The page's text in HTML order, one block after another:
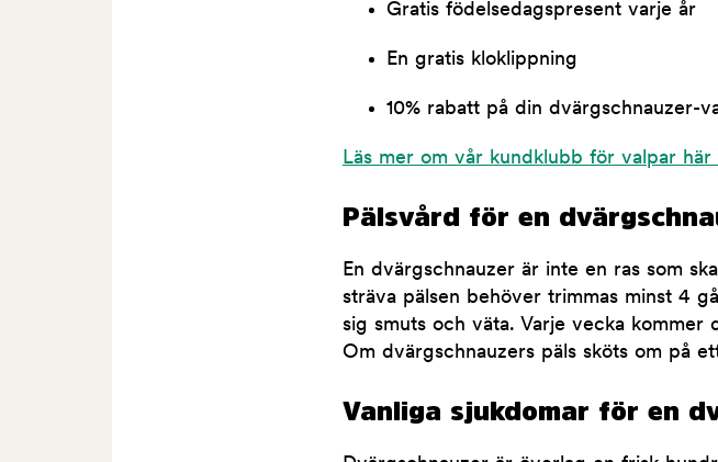
Gratis födelsedagspresent varje år
En gratis kloklippning
10% rabatt på din dvärgschnauzer-
Läs mer om vår kundklubb för valpar här
Pälsvård för en
En dvärgschnauzer är inte en ras som
sträva pälsen behöver trimmas minst 4
sig smuts och väta. Varje vecka kommer
Om dvärgschnauzers päls sköts om på
Vanliga sjukdomar för en